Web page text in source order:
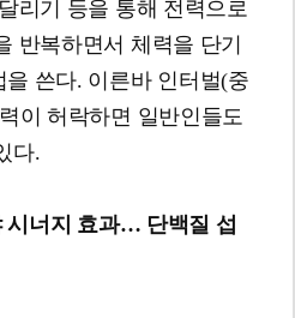
리기 등을 통해 전력으로
반복하면서 체력을 단기
쓴다. 이른바 인터벌(중
이 허락하면 일반인들도
다.
시너지 효과… 단백질 섭